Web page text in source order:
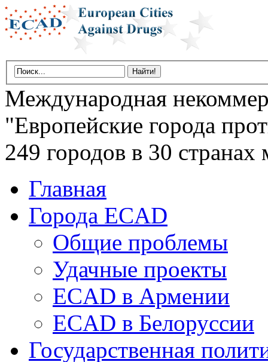
Международная
"Европейские города
249 городов в 30
Главная
Города ECAD
Общие проблемы
Удачные проекты
ECAD в Армении
ECAD в Белоруссии
Государственная